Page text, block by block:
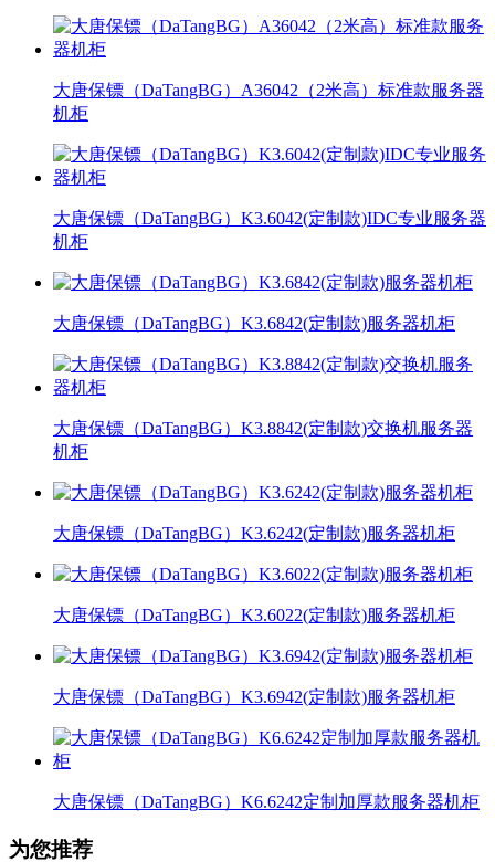
大唐保镖（DaTangBG）A36042（2米高）标准款服务器
机柜
大唐保镖（DaTangBG）K3.6042(定制款)IDC专业服务器
机柜
大唐保镖（DaTangBG）K3.6842(定制款)服务器机柜
大唐保镖（DaTangBG）K3.8842(定制款)交换机服务器
机柜
大唐保镖（DaTangBG）K3.6242(定制款)服务器机柜
大唐保镖（DaTangBG）K3.6022(定制款)服务器机柜
大唐保镖（DaTangBG）K3.6942(定制款)服务器机柜
大唐保镖（DaTangBG）K6.6242定制加厚款服务器机柜
为您推荐